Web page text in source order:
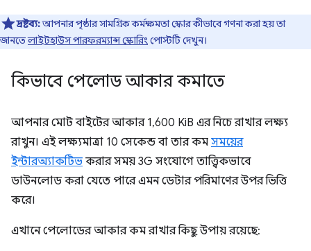
দ্রষ্টব্য:আপনার পৃষ্ঠার সামগ্রিক কর্মক্ষমতা স্কোর কীভাবে গণনা করা হয় তা
জানতেলাইটহাউস পারফরম্যান্স স্কোরিংপোস্টটি দেখুন।
কিভাবে পেলোড আকার কমাতে
আপনার মোট বাইটের আকার 1,600 KiB এর নিচে রাখার লক্ষ্য
রাখুন। এই লক্ষ্যমাত্রা 10 সেকেন্ড বা তার কম সময়ের
ইন্টারঅ্যাকটিভ করার সময় 3G সংযোগে তাত্ত্বিকভাবে
ডাউনলোড করা যেতে পারে এমন ডেটার পরিমাণের উপর ভিত্তি
করে।
এখানে পেলোডের আকার কম রাখার কিছু উপায় রয়েছে: